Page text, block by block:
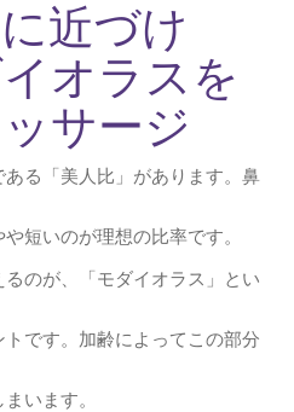
近づけ
オラスを
サージ
る「美人比」があります。鼻
短いのが理想の比率です。
のが、「モダイオラス」とい
です。加齢によってこの部分
います。